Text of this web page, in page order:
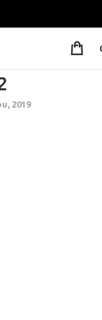
2019